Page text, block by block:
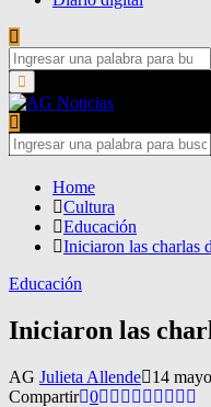
Search
for:Primary
Menu
Search
for:
Home
Cultura
Educación
Iniciaron las charlas
Educación
Iniciaron las
AG Julieta Allende 14
Compartir 0